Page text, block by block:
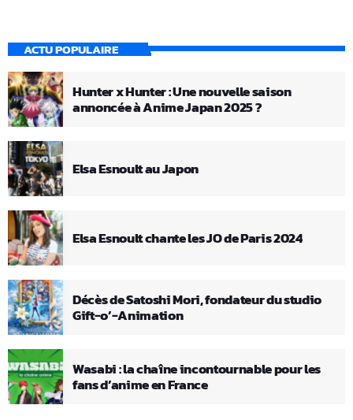
ACTU POPULAIRE
Hunter x Hunter : Une nouvelle saison
annoncée à Anime Japan 2025 ?
Elsa Esnoult au Japon
Elsa Esnoult chante les JO de Paris 2024
Décès de Satoshi Mori, fondateur du studio
Gift-o’-Animation
Wasabi : la chaîne incontournable pour les
fans d’anime en France